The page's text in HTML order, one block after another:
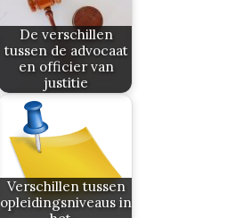
De verschillen
tussen de advocaat
en officier van
justitie
Verschillen tussen
opleidingsniveaus in